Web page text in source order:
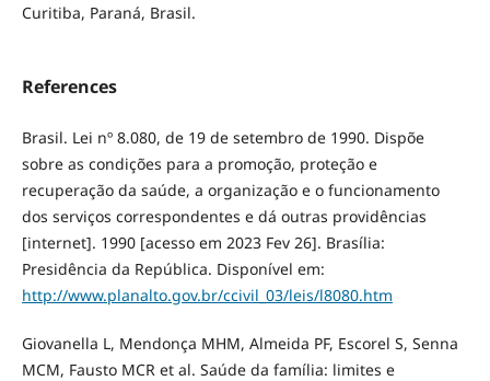
Curitiba, Paraná, Brasil.
References
Brasil. Lei nº 8.080, de 19 de setembro de 1990. Dispõe
sobre as condições para a promoção, proteção e
recuperação da saúde, a organização e o funcionamento
dos serviços correspondentes e dá outras providências
[internet]. 1990 [acesso em 2023 Fev 26]. Brasília:
Presidência da República. Disponível em:
http://www.planalto.gov.br/ccivil_03/leis/l8080.htm
Giovanella L, Mendonça MHM, Almeida PF, Escorel S, Senna
MCM, Fausto MCR et al. Saúde da família: limites e